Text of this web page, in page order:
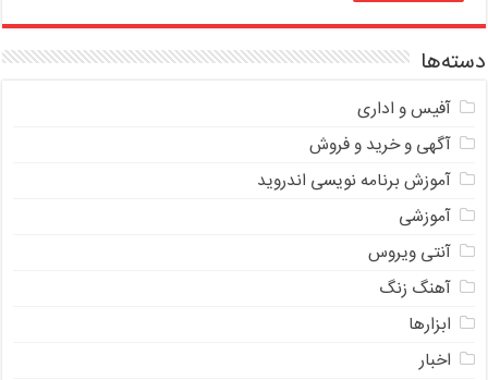
دسته‌ها
آفیس و اداری
آگهی و خرید و فروش
آموزش برنامه نویسی اندروید
آموزشی
آنتی ویروس
آهنگ زنگ
ابزارها
اخبار